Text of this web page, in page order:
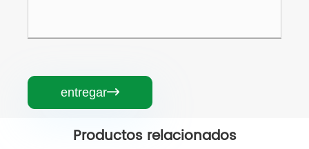
entregar
Productos relacionados